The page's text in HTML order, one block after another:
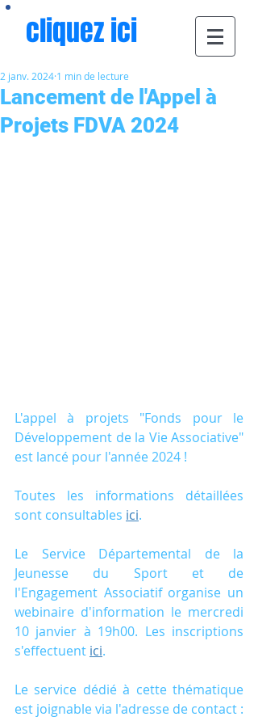
cliquez ici
Lancement de l'Appel à
Projets FDVA 2024
2 janv. 2024 1 min de lecture
L'appel à projets "Fonds pour le
Développement de la Vie Associative"
est lancé pour l'année 2024 !
Toutes les informations détaillées
sont consultables ici.
Le Service Départemental de la
Jeunesse du Sport et de
l'Engagement Associatif organise un
webinaire d'information le mercredi
10 janvier à 19h00. Les inscriptions
s'effectuent ici.
Le service dédié à cette thématique